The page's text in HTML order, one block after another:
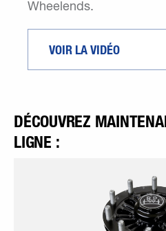
Wheelends.
VOIR LA VIDÉO
DÉCOUVREZ
LIGNE :